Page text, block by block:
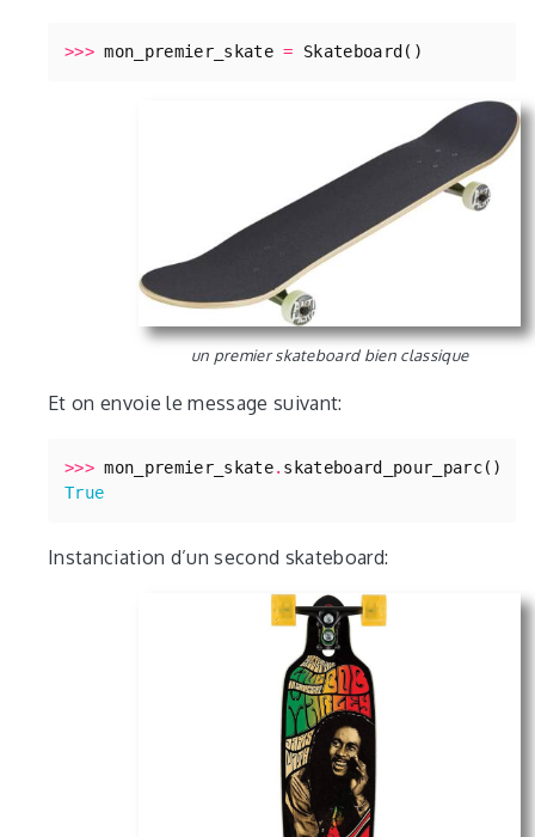
>>> mon_premier_skate = Skateboard()
un premier skateboard bien classique
Et on envoie le message suivant:
>>> mon_premier_skate. skateboard_pour_parc()
True
Instanciation d’un second skateboard: